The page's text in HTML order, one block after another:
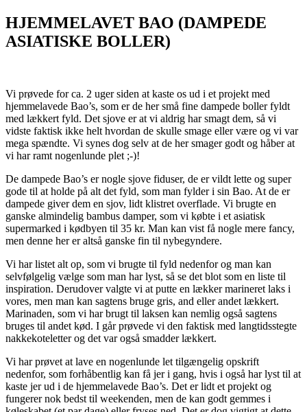
HJEMMELAVET BAO (DAMPEDE
ASIATISKE BOLLER)
Vi prøvede for ca. 2 uger siden at kaste os ud i et projekt med
hjemmelavede Bao’s, som er de her små fine dampede boller fyldt
med lækkert fyld. Det sjove er at vi aldrig har smagt dem, så vi
vidste faktisk ikke helt hvordan de skulle smage eller være og vi var
mega spændte. Vi synes dog selv at de her smager godt og håber at
vi har ramt nogenlunde plet ;-)!
De dampede Bao’s er nogle sjove fiduser, de er vildt lette og super
gode til at holde på alt det fyld, som man fylder i sin Bao. At de er
dampede giver dem en sjov, lidt klistret overflade. Vi brugte en
ganske almindelig bambus damper, som vi købte i et asiatisk
supermarked i kødbyen til 35 kr. Man kan vist få nogle mere fancy,
men denne her er altså ganske fin til nybegyndere.
Vi har listet alt op, som vi brugte til fyld nedenfor og man kan
selvfølgelig vælge som man har lyst, så se det blot som en liste til
inspiration. Derudover valgte vi at putte en lækker marineret laks i
vores, men man kan sagtens bruge gris, and eller andet lækkert.
Marinaden, som vi har brugt til laksen kan nemlig også sagtens
bruges til andet kød. I går prøvede vi den faktisk med langtidsstegte
nakkekoteletter og det var også smadder lækkert.
Vi har prøvet at lave en nogenlunde let tilgængelig opskrift
nedenfor, som forhåbentlig kan få jer i gang, hvis i også har lyst til at
kaste jer ud i de hjemmelavede Bao’s. Det er lidt et projekt og
fungerer nok bedst til weekenden, men de kan godt gemmes i